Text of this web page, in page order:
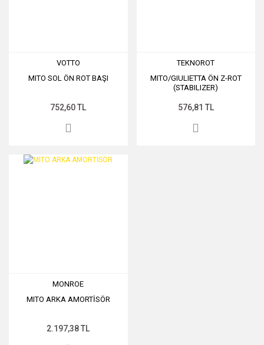
VOTTO
MITO SOL ÖN ROT BAŞI
752,60 TL
TEKNOROT
MITO/GIULIETTA ÖN Z-ROT
(STABILIZER)
576,81 TL
MONROE
MITO ARKA AMORTİSÖR
2.197,38 TL